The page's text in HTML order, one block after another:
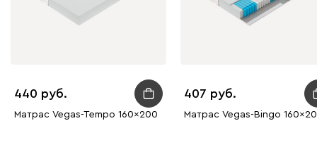
440
Матрас Vegas-Tempo 160x200
407
Матрас Vegas-Bingo